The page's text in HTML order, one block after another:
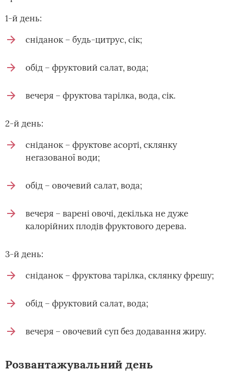
1-й день:
сніданок – будь-цитрус, сік;
обід – фруктовий салат, вода;
вечеря – фруктова тарілка, вода, сік.
2-й день:
сніданок – фруктове асорті, склянку
негазованої води;
обід – овочевий салат, вода;
вечеря – варені овочі, декілька не дуже
калорійних плодів фруктового дерева.
3-й день:
сніданок – фруктова тарілка, склянку фрешу;
обід – фруктовий салат, вода;
вечеря – овочевий суп без додавання жиру.
Розвантажувальний день